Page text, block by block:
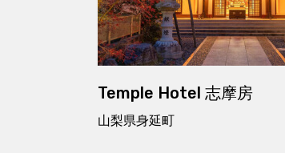
Temple Hotel 志摩房
山梨県身延町